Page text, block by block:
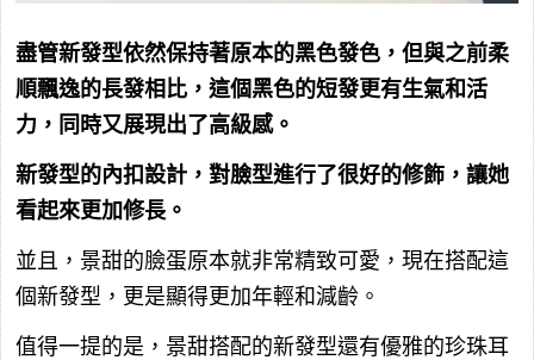
盡管新發型依然保持著原本的黑色發色，但與之前柔
順飄逸的長發相比，這個黑色的短發更有生氣和活
力，同時又展現出了高級感。
新發型的內扣設計，對臉型進行了很好的修飾，讓她
看起來更加修長。
並且，景甜的臉蛋原本就非常精致可愛，現在搭配這
個新發型，更是顯得更加年輕和減齡。
值得一提的是，景甜搭配的新發型還有優雅的珍珠耳